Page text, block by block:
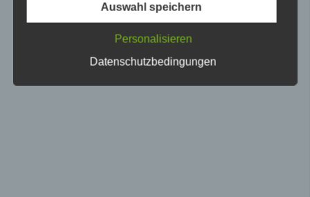
Die nachfolgenden Cookies zählen zu den technisch
notwendigen Cookies.
Cookies von WordPress
Auswahl speichern
Personalisieren
Datenschutzbedingungen